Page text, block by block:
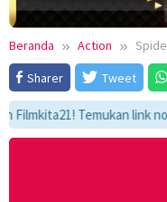
Beranda Action
Sharer
Tweet
Temukan link